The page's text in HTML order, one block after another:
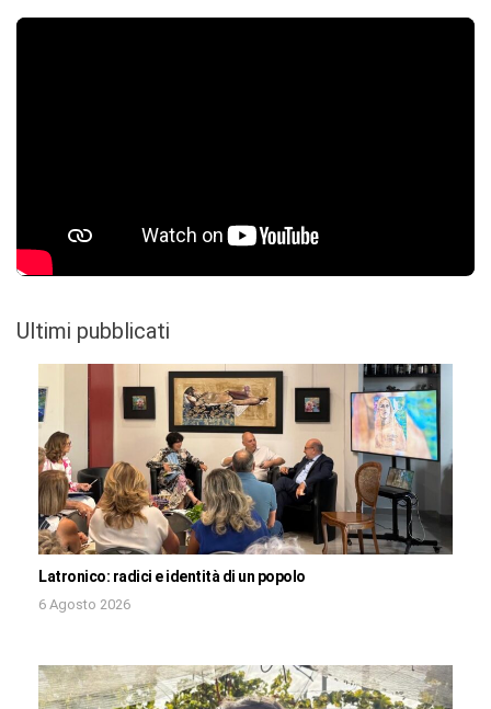
Ultimi pubblicati
Latronico: radici e identità di un popolo
6 Agosto 2026